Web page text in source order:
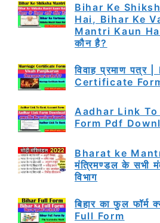
Bihar Ke
Hai, Bihar Ke
Mantri Kaun Hai
कौन है?
विवाह प्रमाण पत्र
Certificate
Aadhar Link
Form Pdf
Bharat ke
मंत्रिमण्डल के सभी
विभाग
बिहार का फुल फॉर्म
Full Form